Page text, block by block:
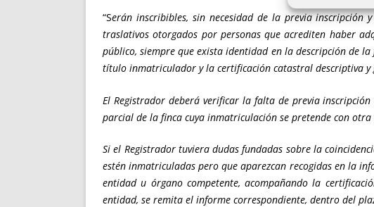
“Serán inscribibles, sin necesidad de la previa inscripción
traslativos otorgados por personas que acrediten haber
público, siempre que exista identidad en la descripción de
título inmatriculador y la certificación catastral descriptiva y
El Registrador deberá verificar la falta de previa
parcial de la finca cuya inmatriculación se pretende con
Si el Registrador tuviera dudas fundadas sobre la
estén inmatriculadas pero que aparezcan recogidas en la
entidad u órgano competente, acompañando la
entidad, se remita el informe correspondiente, dentro del